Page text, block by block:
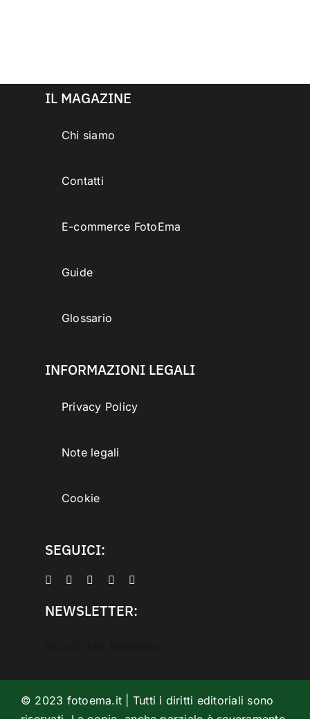
IL MAGAZINE
Chi siamo
Contatti
E-commerce FotoEma
Guide
Glossario
INFORMAZIONI LEGALI
Privacy Policy
Note legali
Cookie
SEGUICI:
NEWSLETTER:
© 2023 fotoema.it | Tutti i diritti editoriali sono